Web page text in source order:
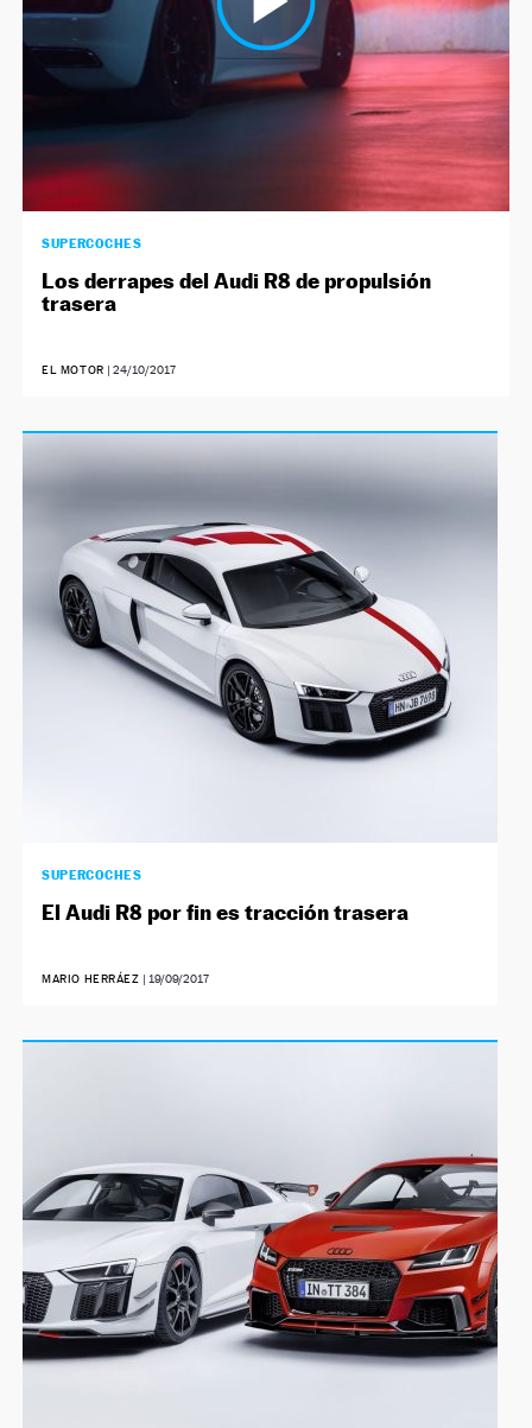
SUPERCOCHES
Los derrapes del Audi R8 de propulsión
trasera
EL MOTOR | 24/10/2017
SUPERCOCHES
El Audi R8 por fin es tracción trasera
MARIO HERRÁEZ | 19/09/2017